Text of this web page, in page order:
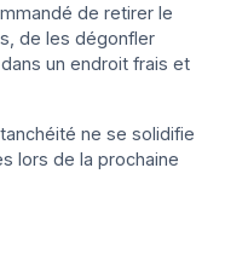
de retirer le
de les dégonfler
un endroit frais et
ne se solidifie
lors de la prochaine